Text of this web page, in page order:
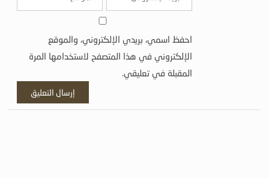
احفظ اسمي، بريدي الإلكتروني، والموقع
الإلكتروني في هذا المتصفح لاستخدامها المرة
المقبلة في تعليقي.